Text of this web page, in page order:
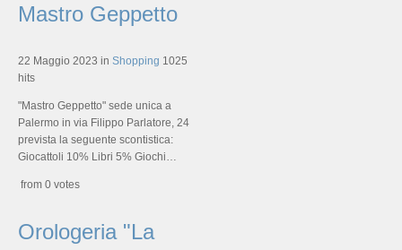
Mastro Geppetto
22 Maggio 2023 in Shopping 1025
hits
"Mastro Geppetto" sede unica a
Palermo in via Filippo Parlatore, 24
prevista la seguente scontistica:
Giocattoli 10% Libri 5% Giochi…
from 0 votes
Orologeria "La